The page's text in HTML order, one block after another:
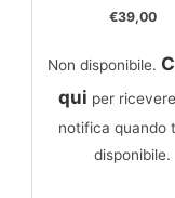
€39,00
Non disponibile.
qui per
notifica quando
disponibile.